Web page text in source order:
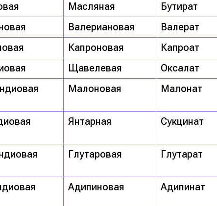
Масляная Бутират
Валериановая Валерат
Капроновая Капроат
Щавелевая Оксалат
Малоновая Малонат
Янтарная Сукцинат
Глутаровая Глутарат
Адипиновая Адипинат